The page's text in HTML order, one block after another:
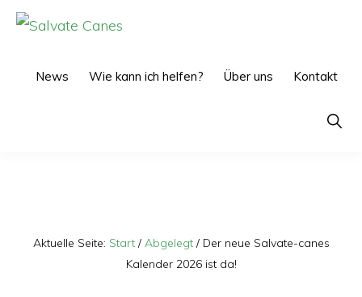
Zur
Zum
News Wie kann ich helfen? Über uns Kontakt
Show
Aktuelle Seite: Start / Abgelegt /Der neue Salvate-canes
Kalender 2026 ist da!